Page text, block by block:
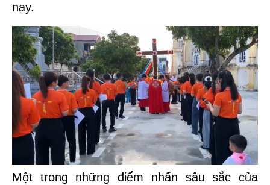
nay.
Một trong những điểm nhấn sâu sắc của